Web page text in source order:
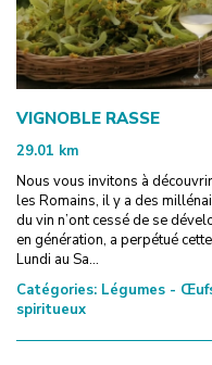
VIGNOBLE RASSE
29.01 km
Nous vous invitons à
les Romains, il y a des
du vin n’ont cessé de se
en génération, a perpétué
Lundi au Sa...
Catégories: Légumes -
spiritueux